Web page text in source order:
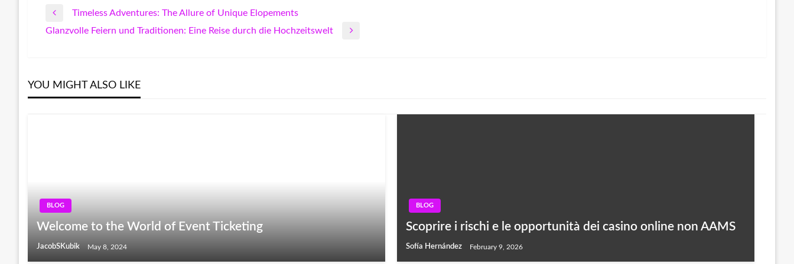
Post
Previous
Post
Timeless Adventures: The Allure of Unique Elopements
Next
Glanzvolle Feiern und Traditionen: Eine Reise durch die Hochzeitswelt
YOU MIGHT ALSO LIKE
BLOG
Welcome to the World of Event Ticketing
JacobSKubik May 8, 2024
BLOG
Scoprire i rischi e le opportunità dei casino online non AAMS
Sofía Hernández February 9, 2026